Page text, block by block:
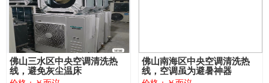
佛山三水区中央空调清洗热
线，避免灰尘温床
佛山南海区中央空调清洗热
线，空调虽为避暑神器